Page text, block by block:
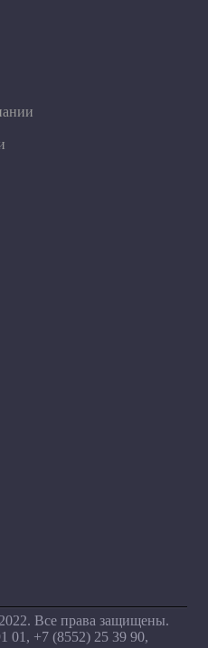
Все права защищены.
01, +7 (8552) 25 39 90,